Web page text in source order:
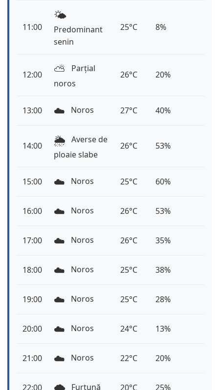
11:00
🌤️
Predominant
senin
25°C 8%
12:00 ⛅️
Parțial
noros
26°C 20%
13:00 ☁️ Noros 27°C 40%
14:00 🌦️ Averse de
ploaie slabe
26°C 53%
15:00 ☁️ Noros 25°C 60%
16:00 ☁️ Noros 26°C 53%
17:00 ☁️ Noros 26°C 35%
18:00 ☁️ Noros 25°C 38%
19:00 ☁️ Noros 25°C 28%
20:00 ☁️ Noros 24°C 13%
21:00 ☁️ Noros 22°C 20%
22:00 Furtună 20°C 25%